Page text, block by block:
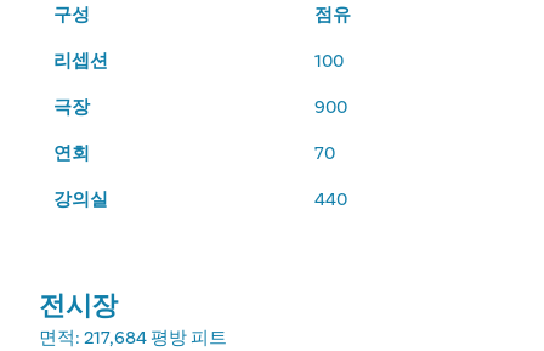
구성
점유
리셉션
100
극장
900
연회
70
강의실
440
전시장
면적: 217,684 평방 피트